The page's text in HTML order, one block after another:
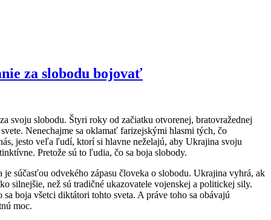
za slobodu bojovať
svoju slobodu. Štyri roky od začiatku otvorenej, bratovražednej
Nenechajme sa oklamať farizejskými hlasmi tých, čo
jesto veľa ľudí, ktorí si hlavne neželajú, aby Ukrajina svoju
Pretože sú to ľudia, čo sa boja slobody.
súčasťou odvekého zápasu človeka o slobodu. Ukrajina vyhrá, ak
silnejšie, než sú tradičné ukazovatele vojenskej a politickej sily.
boja všetci diktátori tohto sveta. A práve toho sa obávajú
moc.